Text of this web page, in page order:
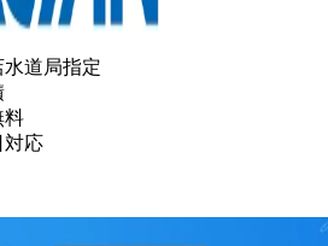
水道局指定
料
対応